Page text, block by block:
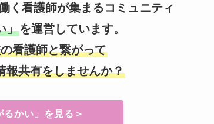
く看護師が集まるコミュニティ
」を運営しています。
看護師と繋がって
報共有をしませんか？
るかい」を見る＞